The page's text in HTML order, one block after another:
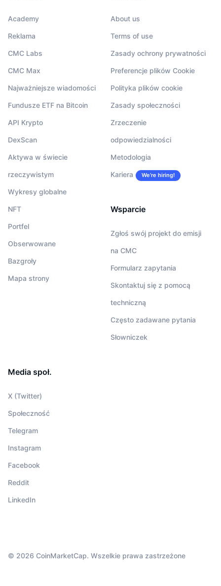
Academy
Reklama
CMC Labs
CMC Max
Najważniejsze wiadomości
Fundusze ETF na Bitcoin
API Krypto
DexScan
Aktywa w świecie
rzeczywistym
Wykresy globalne
NFT
Portfel
Obserwowane
Bazgroły
Mapa strony
About us
Terms of use
Zasady ochrony prywatności
Preferencje plików Cookie
Polityka plików cookie
Zasady społeczności
Zrzeczenie
odpowiedzialności
Metodologia
Kariera We’re hiring!
Wsparcie
Zgłoś swój projekt do emisji
na CMC
Formularz zapytania
Skontaktuj się z pomocą
techniczną
Często zadawane pytania
Słowniczek
Media społ.
X (Twitter)
Społeczność
Telegram
Instagram
Facebook
Reddit
LinkedIn
© 2026 CoinMarketCap. Wszelkie prawa zastrzeżone